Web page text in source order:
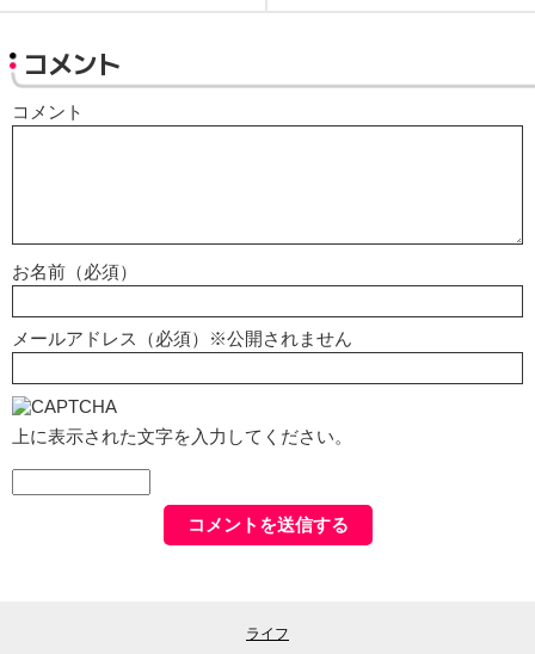
コメント
コメント
お名前（必須）
メールアドレス（必須）※公開されません
上に表示された文字を入力してください。
ライフ